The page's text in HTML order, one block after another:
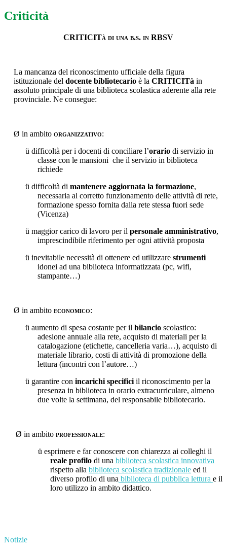
Criticità
CRITICITà di una b.s. in RBSV
La mancanza del riconoscimento ufficiale della figura
istituzionale del docente bibliotecarioè la CRITICITà in
assoluto principale di una biblioteca scolastica aderente alla rete
provinciale. Ne consegue:
Ø in ambito organizzativo:
ü difficoltà per i docenti di conciliare l’orario di servizio in
classe con le mansioni che il servizio in biblioteca
richiede
ü difficoltà dimantenere aggiornata la formazione,
necessaria al corretto funzionamento delle attività di rete,
formazione spesso fornita dalla rete stessa fuori sede
(Vicenza)
ü maggior carico di lavoro per ilpersonale amministrativo,
imprescindibile riferimento per ogni attività proposta
ü inevitabile necessità di ottenere ed utilizzarestrumenti
idonei ad una biblioteca informatizzata (pc, wifi,
stampante…)
Ø in ambito economico:
ü aumento di spesa costante per ilbilancio scolastico:
adesione annuale alla rete, acquisto di materiali per la
catalogazione (etichette, cancelleria varia…), acquisto di
materiale librario, costi di attività di promozione della
lettura (incontri con l’autore…)
ü garantire conincarichi specifici il riconoscimento per la
presenza in biblioteca in orario extracurriculare, almeno
due volte la settimana, del responsabile bibliotecario.
Ø in ambitoprofessionale:
ü esprimere e far conoscere con chiarezza ai colleghi il
reale profilodi una biblioteca scolastica innovativa
rispetto alla biblioteca scolastica tradizionaleed il
diverso profilo di una biblioteca di pubblica lettura e il
loro utilizzo in ambito didattico.
Notizie